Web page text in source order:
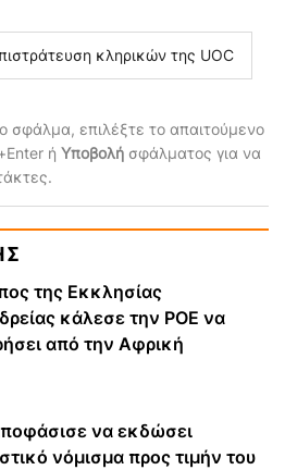
κληρικών της UOC
σφάλμα, επιλέξτε το απαιτούμενο
ή Υποβολή σφάλματος για να
της Εκκλησίας
κάλεσε την ΡΟΕ να
από την Αφρική
να εκδώσει
νόμισμα προς τιμήν του